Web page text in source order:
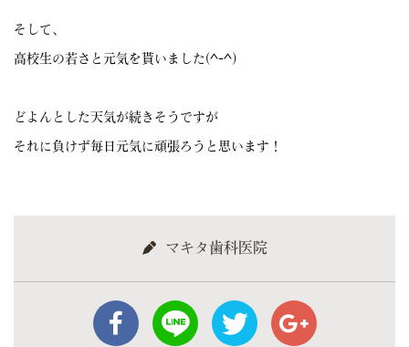
そして、
高校生の若さと元気を貰いました(^-^)
どよんとした天気が続きそうですが
それに負けず毎日元気に頑張ろうと思います！
マキタ歯科医院